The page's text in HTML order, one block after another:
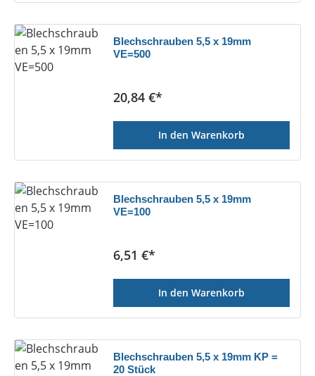
Blechschrauben 5,5 x 19mm
VE=500
Regulärer Preis:
20,84 €*
In den Warenkorb
Blechschrauben 5,5 x 19mm
VE=100
Regulärer Preis:
6,51 €*
In den Warenkorb
Blechschrauben 5,5 x 19mm KP =
20 Stück